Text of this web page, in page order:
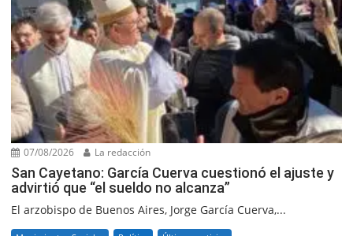
07/08/2026 La redacción
San Cayetano: García Cuerva cuestionó el ajuste y
advirtió que “el sueldo no alcanza”
El arzobispo de Buenos Aires, Jorge García Cuerva,...